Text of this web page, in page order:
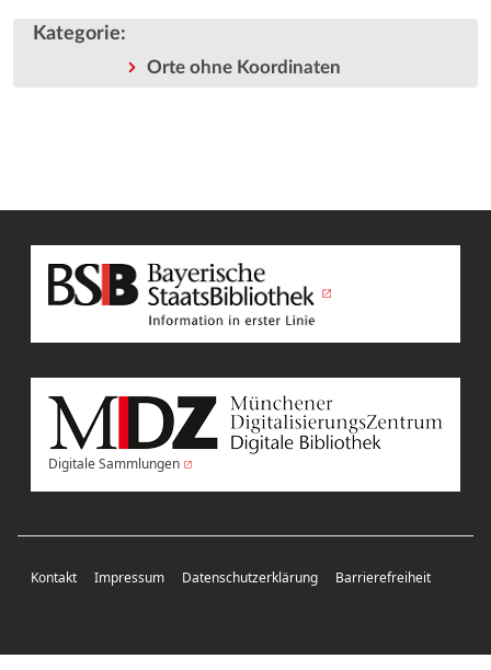
Kategorie:
Orte ohne Koordinaten
Digitale Sammlungen
Kontakt Impressum Datenschutzerklärung Barrierefreiheit